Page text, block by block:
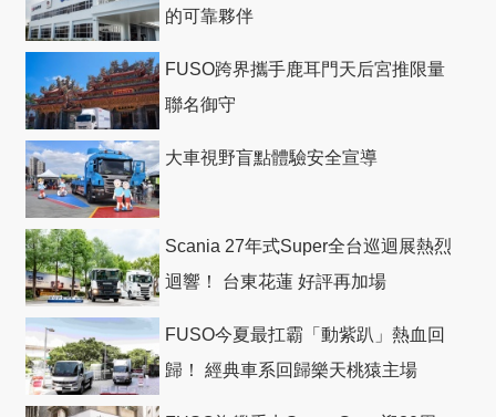
的可靠夥伴
FUSO跨界攜手鹿耳門天后宮推限量
聯名御守
大車視野盲點體驗安全宣導
Scania 27年式Super全台巡迴展熱烈
迴響！ 台東花蓮 好評再加場
FUSO今夏最扛霸「動紫趴」熱血回
歸！ 經典車系回歸樂天桃猿主場